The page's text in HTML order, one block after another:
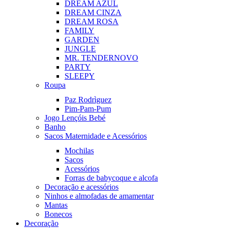
DREAM AZUL
DREAM CINZA
DREAM ROSA
FAMILY
GARDEN
JUNGLE
MR. TENDERNOVO
PARTY
SLEEPY
Roupa
Paz Rodrìguez
Pim-Pam-Pum
Jogo Lençóis Bebé
Banho
Sacos Maternidade e Acessórios
Mochilas
Sacos
Acessórios
Forras de babycoque e alcofa
Decoração e acessórios
Ninhos e almofadas de amamentar
Mantas
Bonecos
Decoração